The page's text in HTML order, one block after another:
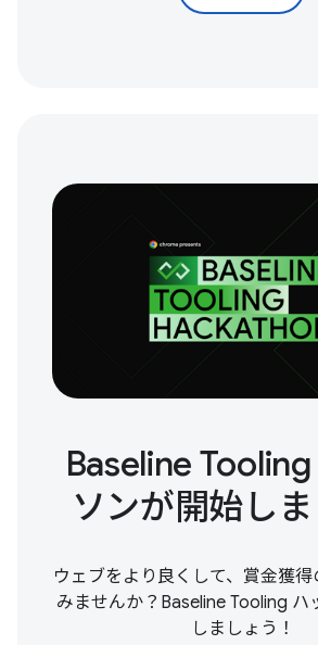
Baseline
ソンが開始しま
ウェブをより良くして、賞金獲
みませんか？Baseline Tooling ハ
しましょう！